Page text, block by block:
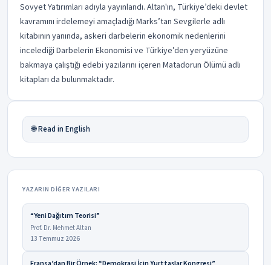
Sovyet Yatırımları adıyla yayınlandı. Altan'ın, Türkiye’deki devlet
kavramını irdelemeyi amaçladığı Marks’tan Sevgilerle adlı
kitabının yanında, askeri darbelerin ekonomik nedenlerini
incelediği Darbelerin Ekonomisi ve Türkiye’den yeryüzüne
bakmaya çalıştığı edebi yazılarını içeren Matadorun Ölümü adlı
kitapları da bulunmaktadır.
🌐 Read in English
YAZARIN DIĞER YAZILARI
“Yeni Dağıtım Teorisi”
Prof. Dr. Mehmet Altan
13 Temmuz 2026